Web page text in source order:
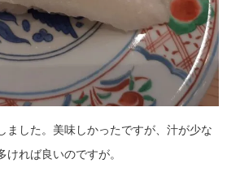
ました。美味しかったですが、汁が少な
れば良いのですが。